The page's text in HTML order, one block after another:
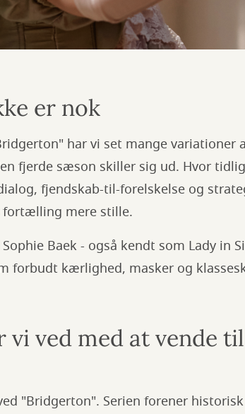
er nok
har vi set mange variationer
fjerde sæson skiller sig ud. Hvor
fjendskab-til-forelskelse og
fortælling mere stille.
Baek - også kendt som Lady in
forbudt kærlighed, masker og
ved med at vende
"Bridgerton". Serien forener